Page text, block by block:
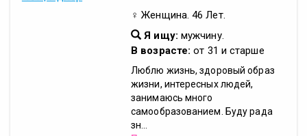
♀ Женщина. 46 Лет.
Я ищу: мужчину.
В возрасте: от 31 и старше
Люблю жизнь, здоровый образ
жизни, интересных людей,
занимаюсь много
самообразованием. Буду рада
зн...